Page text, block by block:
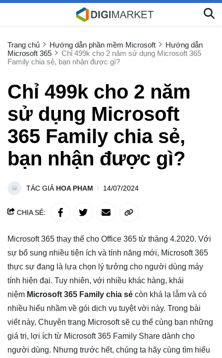
Trang chủ Hướng dẫn phần mềm Microsoft
Hướng dẫn
Microsoft 365
Chỉ 499k cho 2 năm sử dụng Microsoft 365
Family chia sẻ, bạn nhận được gì?
Chỉ 499k cho 2 năm
sử dụng Microsoft
365 Family chia sẻ,
bạn nhận được gì?
TÁC GIẢ HOA PHAM 14/07/2024
CHIA SẺ:
Microsoft 365 thay thế cho Office 365 từ tháng 4.2020. Với
sự bổ sung nhiều tiện ích và tính năng mới, Microsoft 365
thực sự đang là lựa chọn lý tưởng cho người dùng máy
tính hiện đại. Tuy nhiên, với nhiều khác hàng, khái
niệm Microsoft 365 Family chia sẻ còn khá lạ lẫm và có
nhiều hiểu nhầm về gói dịch vụ tuyệt vời này. Trong bài
viết này, Chuyên trang Microsoftsẽ cụ thể cùng bạn những
giá trị, lợi ích từ Microsoft 365 Family Share dành cho
người dùng. Nhưng trước hết, chúng ta hãy cùng tìm hiểu